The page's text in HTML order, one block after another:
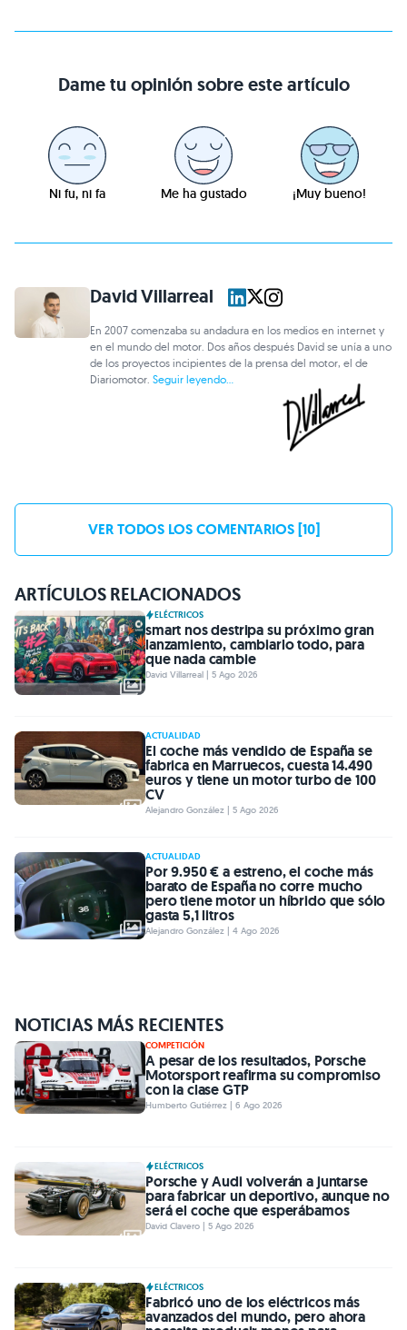
Dame tu opinión sobre este artículo
Ni fu, ni fa Me ha gustado ¡Muy bueno!
David Villarreal
En 2007 comenzaba su andadura en los medios en internet y
en el mundo del motor. Dos años después David se unía a uno
de los proyectos incipientes de la prensa del motor, el de
Diariomotor.Seguir leyendo...
VER TODOS LOS COMENTARIOS [10]
ARTÍCULOS RELACIONADOS
ELÉCTRICOS
smart nos destripa su próximo gran
lanzamiento, cambiarlo todo, para
que nada cambie
David Villarreal | 5 Ago 2026
ACTUALIDAD
El coche más vendido de España se
fabrica en Marruecos, cuesta 14.490
euros y tiene un motor turbo de 100
CV
Alejandro González | 5 Ago 2026
ACTUALIDAD
Por 9.950 € a estreno, el coche más
barato de España no corre mucho
pero tiene motor un híbrido que sólo
gasta 5,1 litros
Alejandro González | 4 Ago 2026
NOTICIAS MÁS RECIENTES
COMPETICIÓN
A pesar de los resultados, Porsche
Motorsport reafirma su compromiso
con la clase GTP
Humberto Gutiérrez | 6 Ago 2026
ELÉCTRICOS
Porsche y Audi volverán a juntarse
para fabricar un deportivo, aunque no
será el coche que esperábamos
David Clavero | 5 Ago 2026
ELÉCTRICOS
Fabricó uno de los eléctricos más
avanzados del mundo, pero ahora